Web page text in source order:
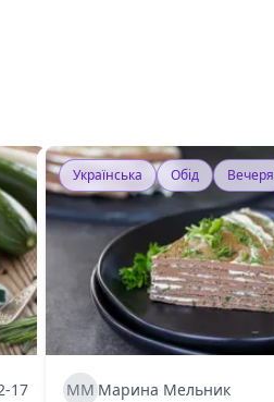
17
Українська Обід Вечеря
МММарина Мельник